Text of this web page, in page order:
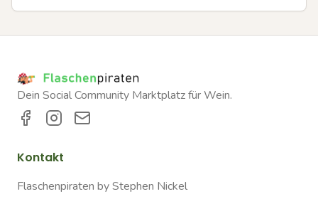
Dein Social Community Marktplatz für Wein.
Kontakt
Flaschenpiraten by Stephen Nickel